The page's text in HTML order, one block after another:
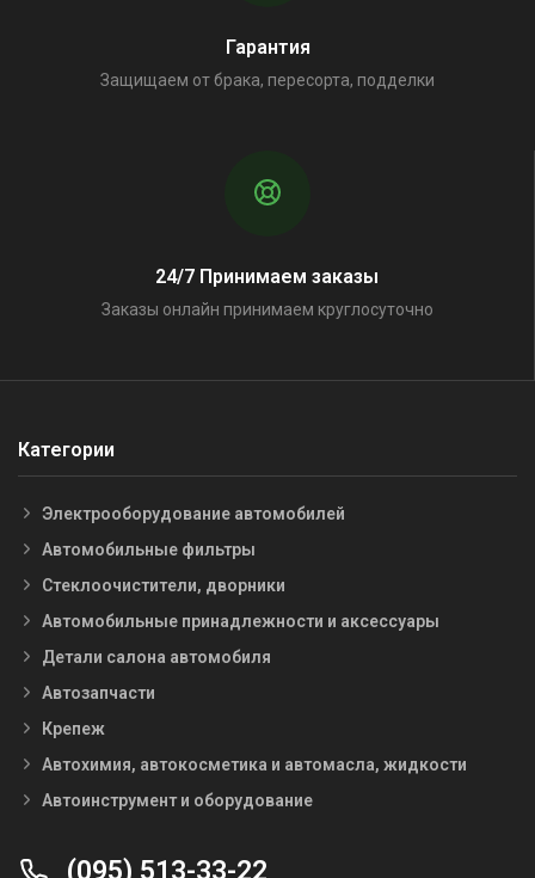
Гарантия
Защищаем от брака, пересорта, подделки
24/7 Принимаем заказы
Заказы онлайн принимаем круглосуточно
Категории
Электрооборудование автомобилей
Автомобильные фильтры
Стеклоочистители, дворники
Автомобильные принадлежности и аксессуары
Детали салона автомобиля
Автозапчасти
Крепеж
Автохимия, автокосметика и автомасла, жидкости
Автоинструмент и оборудование
(095) 513-33-22